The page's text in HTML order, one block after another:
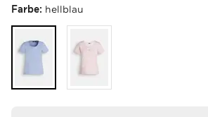
Farbe: hellblau